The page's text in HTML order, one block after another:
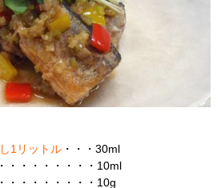
1リットル ・・・30ml
・・・・・・・・10ml
・・・・・・・・10g